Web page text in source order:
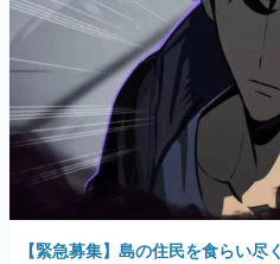
【緊急募集】島の住民を食らい